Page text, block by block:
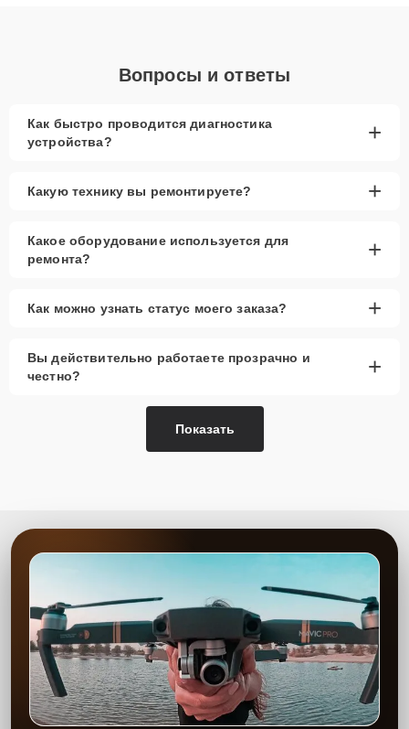
Вопросы и ответы
Как быстро проводится диагностика
устройства?
+
Какую технику вы ремонтируете? +
Какое оборудование используется для
ремонта?
+
Как можно узнать статус моего заказа? +
Вы действительно работаете прозрачно и
честно?
+
Показать